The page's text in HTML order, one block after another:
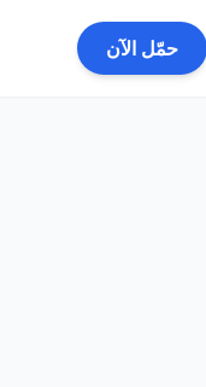
حمّل الآن